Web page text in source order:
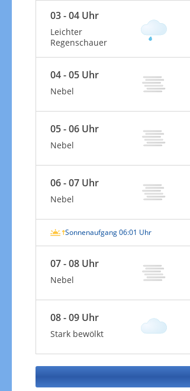
03 - 04 Uhr
Leichter
Regenschauer
04 - 05 Uhr
Nebel
05 - 06 Uhr
Nebel
06 - 07 Uhr
Nebel
Sonnenaufgang 06:01 Uhr
07 - 08 Uhr
Nebel
08 - 09 Uhr
Stark bewölkt